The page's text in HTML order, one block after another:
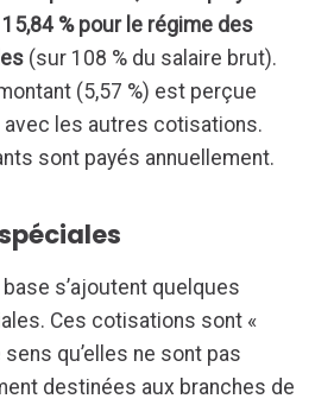
% pour le régime des
(sur 108 % du salaire brut).
(5,57 %) est perçue
les autres cotisations.
sont payés annuellement.
s’ajoutent quelques
Ces cotisations sont «
qu’elles ne sont pas
destinées aux branches de